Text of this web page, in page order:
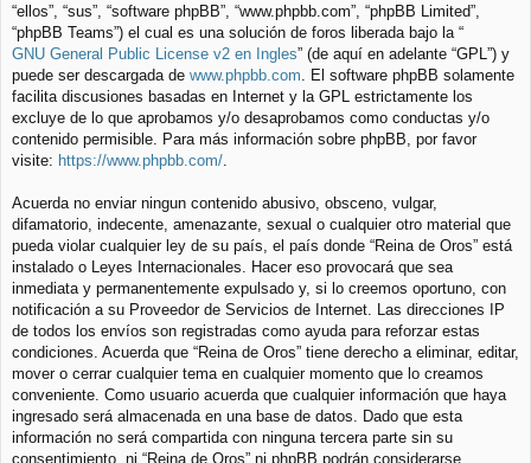
“ellos”, “sus”, “software phpBB”, “www.phpbb.com”, “phpBB Limited”,
“phpBB Teams”) el cual es una solución de foros liberada bajo la “
GNU General Public License v2 en Ingles” (de aquí en adelante “GPL”) y
puede ser descargada de www.phpbb.com . El software phpBB solamente
facilita discusiones basadas en Internet y la GPL estrictamente los
excluye de lo que aprobamos y/o desaprobamos como conductas y/o
contenido permisible. Para más información sobre phpBB, por favor
visite: https://www.phpbb.com/
Acuerda no enviar ningun contenido abusivo, obsceno, vulgar,
difamatorio, indecente, amenazante, sexual o cualquier otro material que
pueda violar cualquier ley de su país, el país donde “Reina de Oros” está
instalado o Leyes Internacionales. Hacer eso provocará que sea
inmediata y permanentemente expulsado y, si lo creemos oportuno, con
notificación a su Proveedor de Servicios de Internet. Las direcciones IP
de todos los envíos son registradas como ayuda para reforzar estas
condiciones. Acuerda que “Reina de Oros” tiene derecho a eliminar, editar,
mover o cerrar cualquier tema en cualquier momento que lo creamos
conveniente. Como usuario acuerda que cualquier información que haya
ingresado será almacenada en una base de datos. Dado que esta
información no será compartida con ninguna tercera parte sin su
consentimiento, ni “Reina de Oros” ni phpBB podrán considerarse